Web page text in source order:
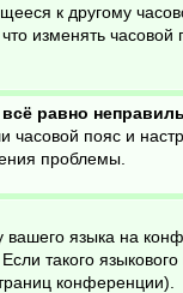
к другому
изменять
равно
часовой пояс и
проблемы.
вашего языка на
такого
конференции).